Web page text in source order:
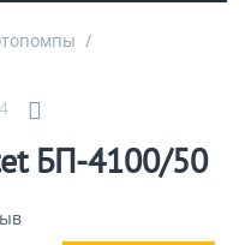
/
БП-4100/50